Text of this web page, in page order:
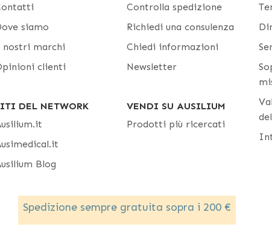
siamo
nostri marchi
clienti
DEL NETWORK
Blog
Controlla spedizione
Richiedi una consulenza
Chiedi informazioni
Newsletter
VENDI SU AUSILIUM
Prodotti più ricercati
Spedizione sempre gratuita sopra i 200 €